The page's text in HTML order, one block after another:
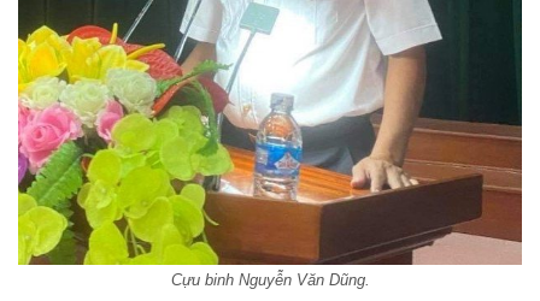
Cựu binh Nguyễn Văn Dũng.